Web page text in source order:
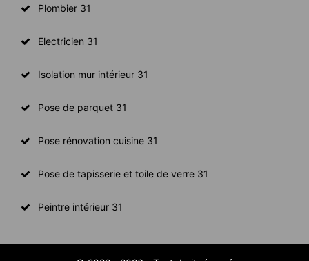
Plombier 31
Electricien 31
Isolation mur intérieur 31
Pose de parquet 31
Pose rénovation cuisine 31
Pose de tapisserie et toile de verre 31
Peintre intérieur 31